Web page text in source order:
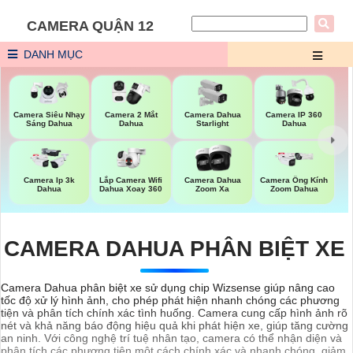
CAMERA QUẬN 12
DANH MỤC
Camera Siêu Nhạy
Sáng Dahua
Camera 2 Mắt
Dahua
Camera Dahua
Starlight
Camera IP 360
Dahua
Camera Ip 3k
Dahua
Lắp Camera Wifi
Dahua Xoay 360
Camera Dahua
Zoom Xa
Camera Ống Kính
Zoom Dahua
CAMERA DAHUA PHÂN BIỆT XE
Camera Dahua phân biệt xe sử dụng chip Wizsense giúp nâng cao
tốc độ xử lý hình ảnh, cho phép phát hiện nhanh chóng các phương
tiện và phân tích chính xác tình huống. Camera cung cấp hình ảnh rõ
nét và khả năng báo động hiệu quả khi phát hiện xe, giúp tăng cường
an ninh. Với công nghệ trí tuệ nhân tạo, camera có thể nhận diện và